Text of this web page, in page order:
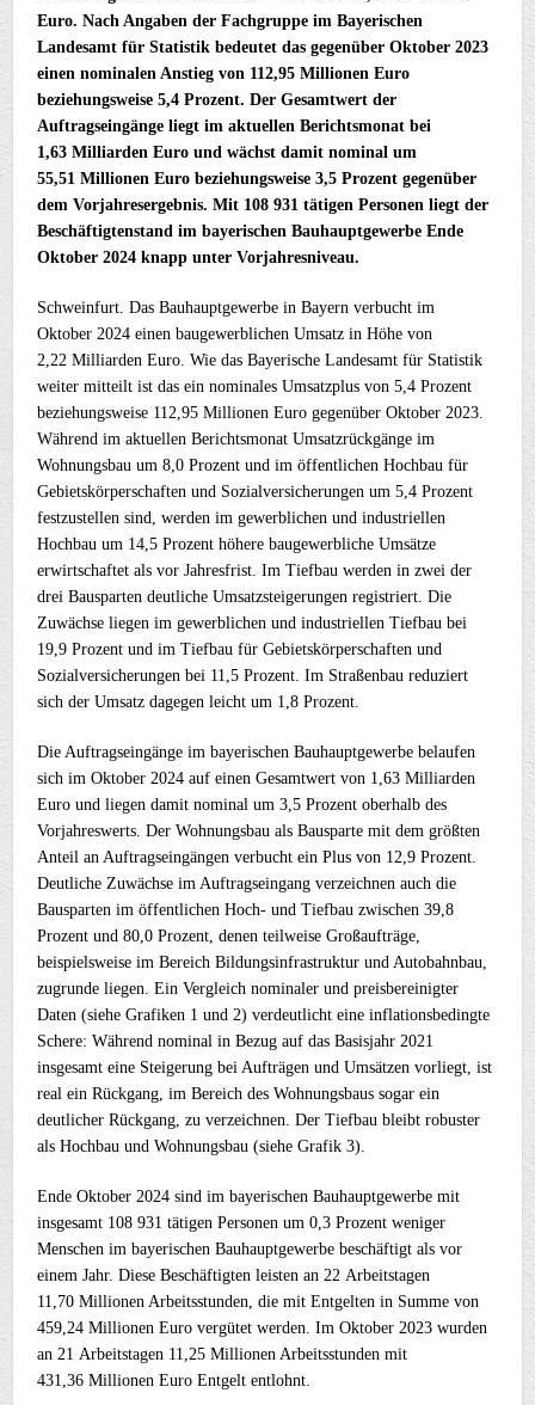
Euro. Nach Angaben der Fachgruppe im Bayerischen
Landesamt für Statistik bedeutet das gegenüber Oktober 2023
einen nominalen Anstieg von 112,95 Millionen Euro
beziehungsweise 5,4 Prozent. Der Gesamtwert der
Auftragseingänge liegt im aktuellen Berichtsmonat bei
1,63 Milliarden Euro und wächst damit nominal um
55,51 Millionen Euro beziehungsweise 3,5 Prozent gegenüber
dem Vorjahresergebnis. Mit 108 931 tätigen Personen liegt der
Beschäftigtenstand im bayerischen Bauhauptgewerbe Ende
Oktober 2024 knapp unter Vorjahresniveau.
Schweinfurt. Das Bauhauptgewerbe in Bayern verbucht im
Oktober 2024 einen baugewerblichen Umsatz in Höhe von
2,22 Milliarden Euro. Wie das Bayerische Landesamt für Statistik
weiter mitteilt ist das ein nominales Umsatzplus von 5,4 Prozent
beziehungsweise 112,95 Millionen Euro gegenüber Oktober 2023.
Während im aktuellen Berichtsmonat Umsatzrückgänge im
Wohnungsbau um 8,0 Prozent und im öffentlichen Hochbau für
Gebietskörperschaften und Sozialversicherungen um 5,4 Prozent
festzustellen sind, werden im gewerblichen und industriellen
Hochbau um 14,5 Prozent höhere baugewerbliche Umsätze
erwirtschaftet als vor Jahresfrist. Im Tiefbau werden in zwei der
drei Bausparten deutliche Umsatzsteigerungen registriert. Die
Zuwächse liegen im gewerblichen und industriellen Tiefbau bei
19,9 Prozent und im Tiefbau für Gebietskörperschaften und
Sozialversicherungen bei 11,5 Prozent. Im Straßenbau reduziert
sich der Umsatz dagegen leicht um 1,8 Prozent.
Die Auftragseingänge im bayerischen Bauhauptgewerbe belaufen
sich im Oktober 2024 auf einen Gesamtwert von 1,63 Milliarden
Euro und liegen damit nominal um 3,5 Prozent oberhalb des
Vorjahreswerts. Der Wohnungsbau als Bausparte mit dem größten
Anteil an Auftragseingängen verbucht ein Plus von 12,9 Prozent.
Deutliche Zuwächse im Auftragseingang verzeichnen auch die
Bausparten im öffentlichen Hoch- und Tiefbau zwischen 39,8
Prozent und 80,0 Prozent, denen teilweise Großaufträge,
beispielsweise im Bereich Bildungsinfrastruktur und Autobahnbau,
zugrunde liegen. Ein Vergleich nominaler und preisbereinigter
Daten (siehe Grafiken 1 und 2) verdeutlicht eine inflationsbedingte
Schere: Während nominal in Bezug auf das Basisjahr 2021
insgesamt eine Steigerung bei Aufträgen und Umsätzen vorliegt, ist
real ein Rückgang, im Bereich des Wohnungsbaus sogar ein
deutlicher Rückgang, zu verzeichnen. Der Tiefbau bleibt robuster
als Hochbau und Wohnungsbau (siehe Grafik 3).
Ende Oktober 2024 sind im bayerischen Bauhauptgewerbe mit
insgesamt 108 931 tätigen Personen um 0,3 Prozent weniger
Menschen im bayerischen Bauhauptgewerbe beschäftigt als vor
einem Jahr. Diese Beschäftigten leisten an 22 Arbeitstagen
11,70 Millionen Arbeitsstunden, die mit Entgelten in Summe von
459,24 Millionen Euro vergütet werden. Im Oktober 2023 wurden
an 21 Arbeitstagen 11,25 Millionen Arbeitsstunden mit
431,36 Millionen Euro Entgelt entlohnt.